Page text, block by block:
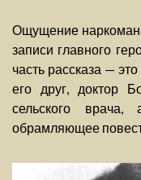
Ощущение
записи главного
часть рассказа —
его друг, доктор
сельского
обрамляющее